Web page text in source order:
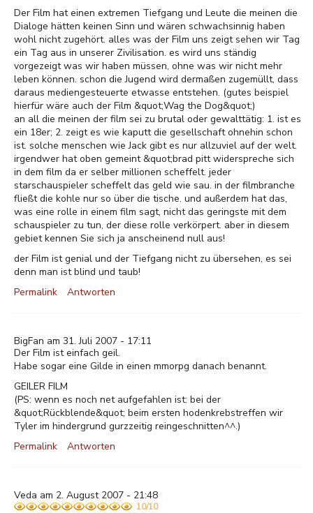
Der Film hat einen extremen Tiefgang und Leute die meinen die
Dialoge hätten keinen Sinn und wären schwachsinnig haben
wohl nicht zugehört. alles was der Film uns zeigt sehen wir Tag
ein Tag aus in unserer Zivilisation. es wird uns ständig
vorgezeigt was wir haben müssen, ohne was wir nicht mehr
leben können. schon die Jugend wird dermaßen zugemüllt, dass
daraus mediengesteuerte etwasse entstehen. (gutes beispiel
hierfür wäre auch der Film &quot;Wag the Dog&quot;)
an all die meinen der film sei zu brutal oder gewalttätig: 1. ist es
ein 18er; 2. zeigt es wie kaputt die gesellschaft ohnehin schon
ist. solche menschen wie Jack gibt es nur allzuviel auf der welt.
irgendwer hat oben gemeint &quot;brad pitt widerspreche sich
in dem film da er selber millionen scheffelt. jeder
starschauspieler scheffelt das geld wie sau. in der filmbranche
fließt die kohle nur so über die tische. und außerdem hat das,
was eine rolle in einem film sagt, nicht das geringste mit dem
schauspieler zu tun, der diese rolle verkörpert. aber in diesem
gebiet kennen Sie sich ja anscheinend null aus!
der Film ist genial und der Tiefgang nicht zu übersehen, es sei
denn man ist blind und taub!
Permalink
Antworten
BigFan am 31. Juli 2007 - 17:11
Der Film ist einfach geil.
Habe sogar eine Gilde in einen mmorpg danach benannt.
GEILER FILM
(PS: wenn es noch net aufgefahlen ist: bei der
&quot;Rückblende&quot; beim ersten hodenkrebstreffen wir
Tyler im hindergrund gurzzeitig reingeschnitten^^.)
Permalink
Antworten
Veda am 2. August 2007 - 21:48
10/10